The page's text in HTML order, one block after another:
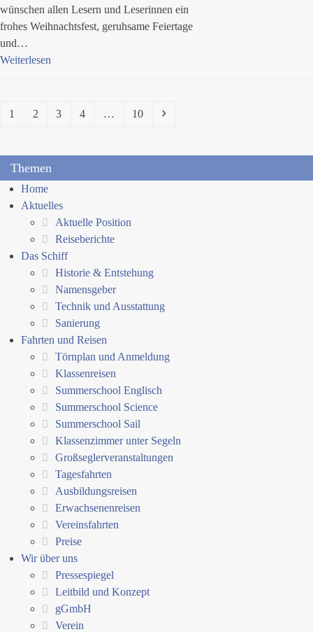
wünschen allen Lesern und Leserinnen ein
frohes Weihnachtsfest, geruhsame Feiertage
und…
Weiterlesen
Seite
1 Seite
2 Seite
3 Seite
4 … Seite
10
Themen
Home
Aktuelles
Aktuelle Position
Reiseberichte
Das Schiff
Historie & Entstehung
Namensgeber
Technik und Ausstattung
Sanierung
Fahrten und Reisen
Törnplan und Anmeldung
Klassenreisen
Summerschool Englisch
Summerschool Science
Summerschool Sail
Klassenzimmer unter Segeln
Großseglerveranstaltungen
Tagesfahrten
Ausbildungsreisen
Erwachsenenreisen
Vereinsfahrten
Preise
Wir über uns
Pressespiegel
Leitbild und Konzept
gGmbH
Verein